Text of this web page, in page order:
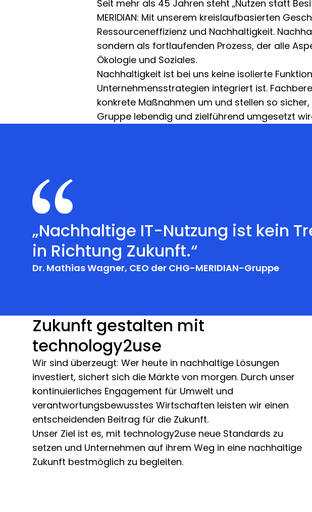
Seit mehr als 45 Jahren steht „Nutzen statt
MERIDIAN: Mit unserem kreislaufbasierten
Ressourceneffizienz und Nachhaltigkeit.
sondern als fortlaufenden Prozess, der alle
Ökologie und Soziales.
Nachhaltigkeit ist bei uns keine isolierte
Unternehmensstrategien integriert ist.
konkrete Maßnahmen um und stellen so
Gruppe lebendig und zielführend umgesetzt
„Nachhaltige IT-Nutzung ist kein
in Richtung Zukunft.“
Dr. Mathias Wagner, CEO der CHG-MERIDIAN-Gruppe
Zukunft gestalten mit
technology2use
Wir sind überzeugt: Wer heute in nachhaltige Lösungen
investiert, sichert sich die Märkte von morgen. Durch unser
kontinuierliches Engagement für Umwelt und
verantwortungsbewusstes Wirtschaften leisten wir einen
entscheidenden Beitrag für die Zukunft.
Unser Ziel ist es, mit technology2use neue Standards zu
setzen und Unternehmen auf ihrem Weg in eine nachhaltige
Zukunft bestmöglich zu begleiten.